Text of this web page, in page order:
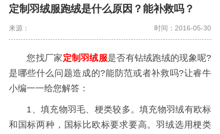
定制羽绒服跑绒是什么原因？能补救吗？
来源： 时间：2016-05-30
您找厂家定制羽绒服是否有钻绒跑绒的现象呢?
是哪些什么问题造成的?能防范或者补救吗?让睿牛
小编一一给您解答：
1、填充物羽毛、梗类较多。填充物羽绒有欧标
和国标两种，国标比欧标要求要高。羽绒选用梗类